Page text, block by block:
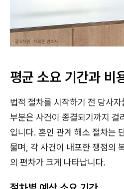
평균 소요 기간과 비
법적 절차를 시작하기 전 당사
부분은 사건이 종결되기까지 걸
입니다. 혼인 관계 해소 절차는
물며, 각 사건이 내포한 쟁점의
의 편차가 크게 나타납니다.